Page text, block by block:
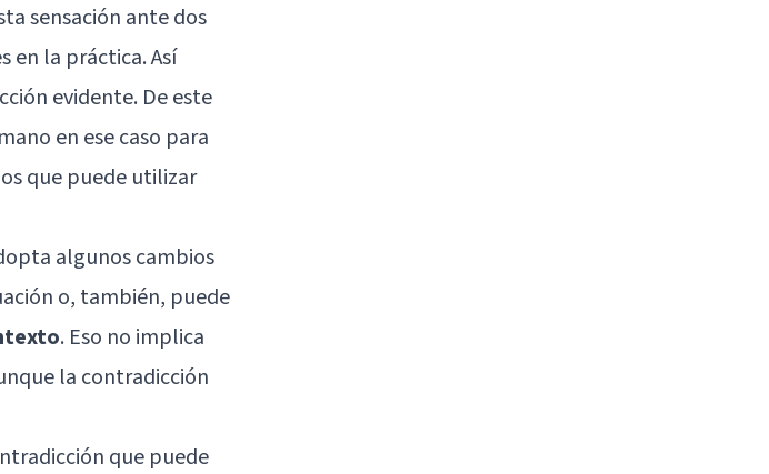
sensación ante dos
en la práctica. Así
evidente. De este
en ese caso para
que puede utilizar
algunos cambios
o, también, puede
. Eso no implica
la contradicción
que puede